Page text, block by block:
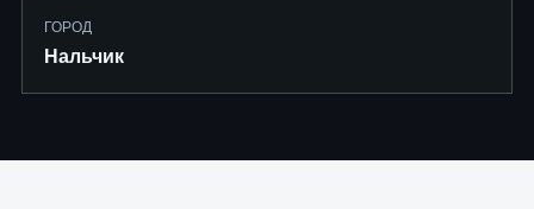
ГОРОД
Нальчик